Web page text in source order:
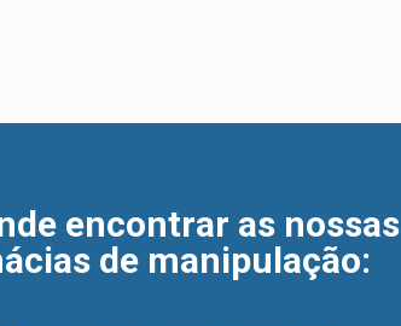
encontrar as nossas
de manipulação: